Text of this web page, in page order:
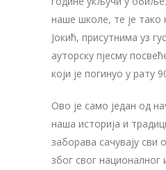
наше школе, те је тако
Јокић, присутнима уз
ауторску пјесму
који је погинуо у рату
Ово је само један од
наша историја и
заборава сачувају сви
због свог националног